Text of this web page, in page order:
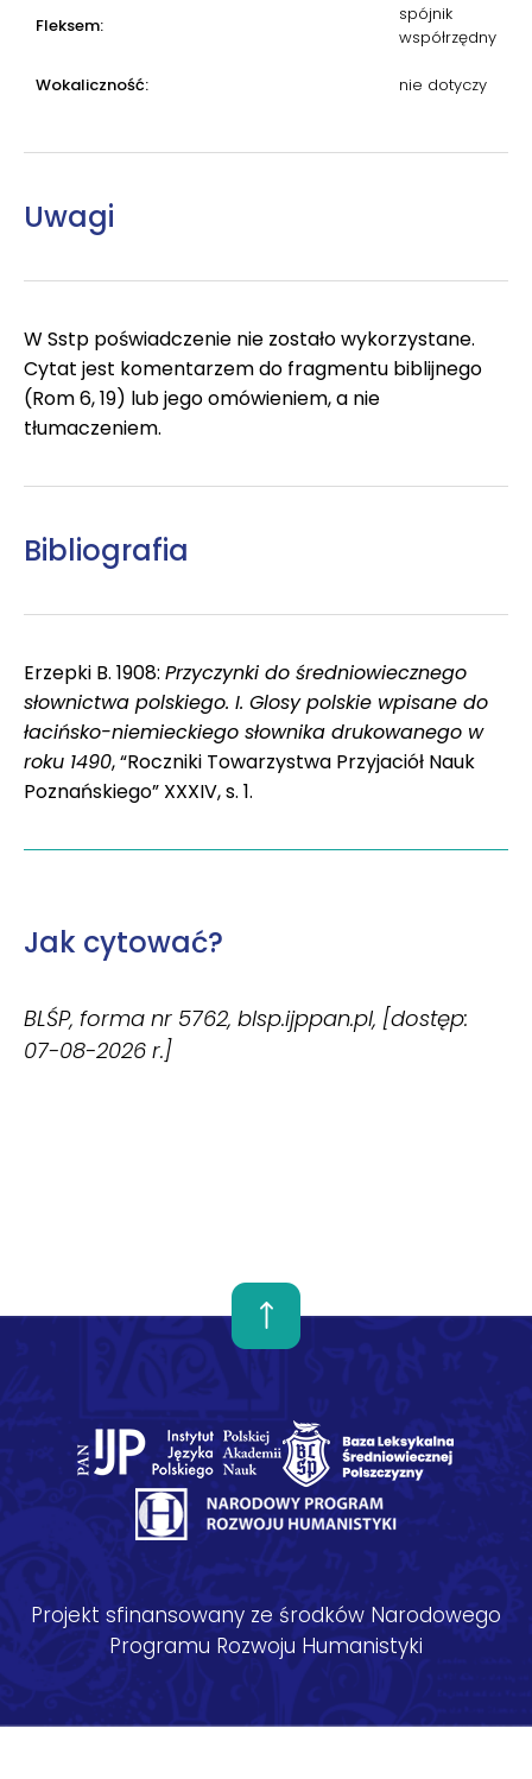
Fleksem:
spójnik
współrzędny
Wokaliczność: nie dotyczy
Uwagi
W Sstp poświadczenie nie zostało wykorzystane.
Cytat jest komentarzem do fragmentu biblijnego
(Rom 6, 19) lub jego omówieniem, a nie
tłumaczeniem.
Bibliografia
Erzepki B. 1908: Przyczynki do średniowiecznego
słownictwa polskiego. I. Glosy polskie wpisane do
łacińsko-niemieckiego słownika drukowanego w
roku 1490, “Roczniki Towarzystwa Przyjaciół Nauk
Poznańskiego” XXXIV, s. 1.
Jak cytować?
BLŚP, forma nr 5762, blsp.ijppan.pl, [dostęp:
07-08-2026 r.]
Projekt sfinansowany ze środków Narodowego
Programu Rozwoju Humanistyki